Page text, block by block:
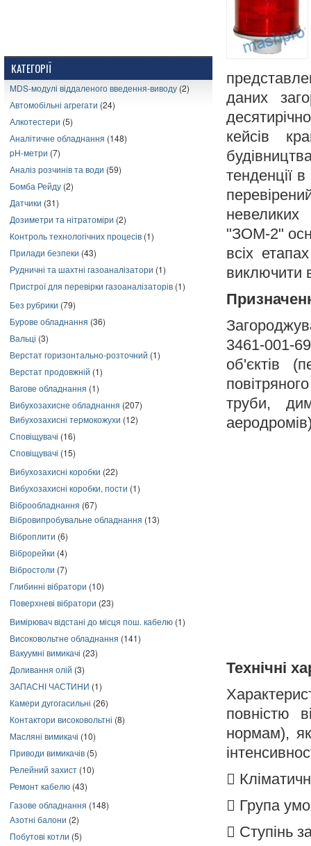
КАТЕГОРІЇ
MDS-модулі віддаленого введення-виводу (2)
Автомобільні агрегати (24)
Алкотестери (5)
Аналітичне обладнання (148)
pH-метри (7)
Аналіз розчинів та води (59)
Бомба Рейду (2)
Датчики (31)
Дозиметри та нітратоміри (2)
Контроль технологічних процесів (1)
Прилади безпеки (43)
Рудничні та шахтні газоаналізатори (1)
Пристрої для перевірки газоаналізаторів (1)
Без рубрики (79)
Бурове обладнання (36)
Вальці (3)
Верстат горизонтально-розточний (1)
Верстат продовжній (1)
Вагове обладнання (1)
Вибухозахисне обладнання (207)
Вибухозахисні термокожухи (12)
Сповіщувачі (16)
Сповіщувачі (15)
Вибухозахисні коробки (22)
Вибухозахисні коробки, пости (1)
Віброобладнання (67)
Вібровипробувальне обладнання (13)
Віброплити (6)
Віброрейки (4)
Вібростоли (7)
Глибинні вібратори (10)
Поверхневі вібратори (23)
Вимірювач відстані до місця пош. кабелю (1)
Високовольтне обладнання (141)
Вакуумні вимикачі (23)
Доливання олій (3)
ЗАПАСНІ ЧАСТИНИ (1)
Камери дугогасильні (26)
Контактори високовольтні (8)
Масляні вимикачі (10)
Приводи вимикачів (5)
Релейний захист (10)
Ремонт кабелю (43)
Газове обладнання (148)
Азотні балони (2)
Побутові котли (5)
даних
кейсів
тенденції
невеликих
"ЗОМ-2"
всіх
виключити
3461-001-
об'єктів
труби,
Технічні
повністю
нормам),

 Група
 Ступінь